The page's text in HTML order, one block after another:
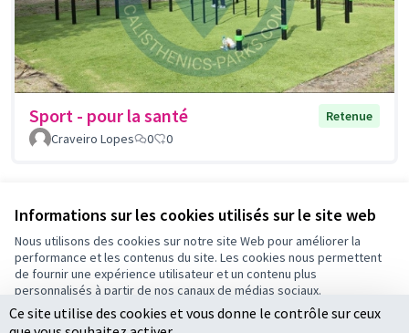
Informations sur les cookies utilisés sur le site web
Nous utilisons des cookies sur notre site Web pour améliorer la
performance et les contenus du site. Les cookies nous permettent
de fournir une expérience utilisateur et un contenu plus
personnalisés à partir de nos canaux de médias sociaux.
Tout accepter
Sport - pour la santé
Retenue
Craveiro Lopes
0 0
Conditions d'utilisation
Paramètres des cookies
Ce site utilise des cookies et vous donne le contrôle sur ceux